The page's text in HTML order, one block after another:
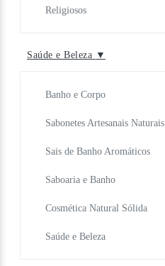
Religiosos
Saúde e Beleza ▼
Banho e Corpo
Sabonetes Artesanais Naturais
Sais de Banho Aromáticos
Saboaria e Banho
Cosmética Natural Sólida
Saúde e Beleza